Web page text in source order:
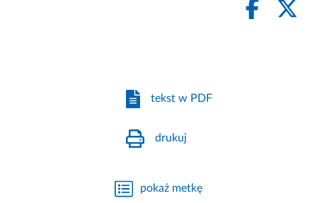
tekst w PDF
drukuj
pokaż metkę